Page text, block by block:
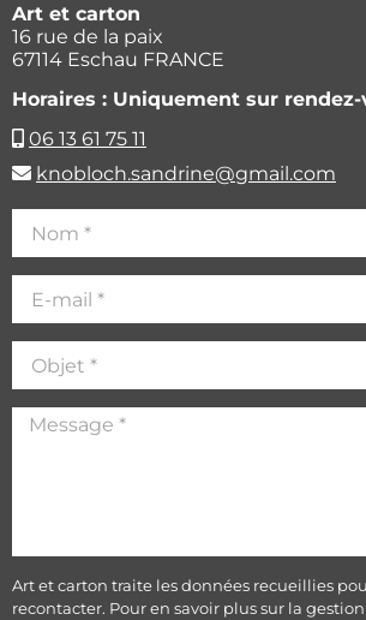
Art et carton
16 rue de la paix
67114 Eschau FRANCE
Horaires : Uniquement sur rendez-
06 13 61 75 11
knobloch.sandrine@gmail.com
Art et carton traite les données recueillies
recontacter. Pour en savoir plus sur la